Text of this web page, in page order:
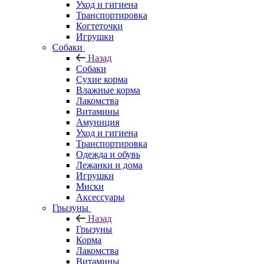
Уход и гигиена
Транспортировка
Когтеточки
Игрушки
Собаки
Назад
Собаки
Сухие корма
Влажные корма
Лакомства
Витамины
Амуниция
Уход и гигиена
Транспортировка
Одежда и обувь
Лежанки и дома
Игрушки
Миски
Аксессуары
Грызуны
Назад
Грызуны
Корма
Лакомства
Витамины